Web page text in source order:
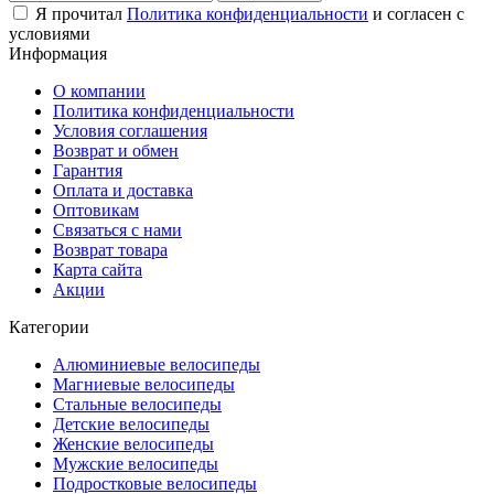
Я прочитал Политика конфиденциальности и согласен с
условиями
Информация
О компании
Политика конфиденциальности
Условия соглашения
Возврат и обмен
Гарантия
Оплата и доставка
Оптовикам
Связаться с нами
Возврат товара
Карта сайта
Акции
Категории
Алюминиевые велосипеды
Магниевые велосипеды
Стальные велосипеды
Детские велосипеды
Женские велосипеды
Мужские велосипеды
Подростковые велосипеды